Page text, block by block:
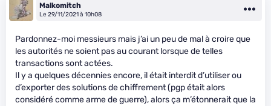
Malkomitch
Le 29/11/2021 à 10h08
Pardonnez-moi messieurs mais j’ai un peu de mal à croire que
les autorités ne soient pas au courant lorsque de telles
transactions sont actées.
Il y a quelques décennies encore, il était interdit d’utiliser ou
d’exporter des solutions de chiffrement (pgp était alors
considéré comme arme de guerre), alors ça m’étonnerait que la